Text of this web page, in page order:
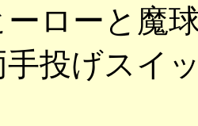
ローと魔
手投げスイ